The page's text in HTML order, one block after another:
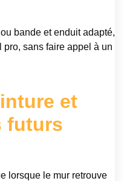
bande et enduit adapté,
pro, sans faire appel à un
et
futurs
lorsque le mur retrouve